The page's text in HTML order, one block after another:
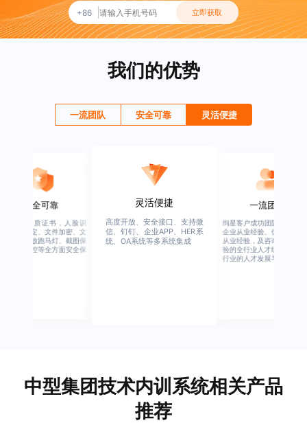
+86 立即获取
我们的优势
一流团队 安全可靠 灵活便捷
安全可靠
业权威资质证书，人脸识
、设备绑定、文件加密、文
水印、播放跑马灯、截图保
、权限管控等全方面安全保
灵活便捷
高度开放、安全接口、支持微
信、钉钉、企业APP、HER系
统、OA系统等多系统集成
一流团队
绚星客户成功团队，由有多
企业从业经验、优秀培训机
从业经验，及咨询公司从业
验的全行业人才组成，涉猎
行业的人才发展与培养模块
中型集团技术内训系统相关产品
推荐